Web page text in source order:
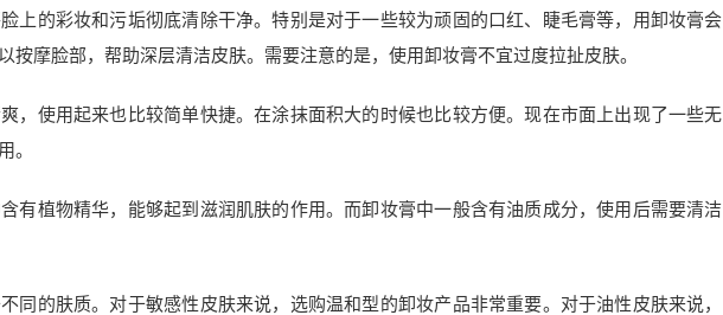
上的彩妆和污垢彻底清除干净。特别是对于一些较为顽固的口红、睫毛膏等，用卸妆膏会
按摩脸部，帮助深层清洁皮肤。需要注意的是，使用卸妆膏不宜过度拉扯皮肤。
，使用起来也比较简单快捷。在涂抹面积大的时候也比较方便。现在市面上出现了一些无
。
有植物精华，能够起到滋润肌肤的作用。而卸妆膏中一般含有油质成分，使用后需要清洁
同的肤质。对于敏感性皮肤来说，选购温和型的卸妆产品非常重要。对于油性皮肤来说，